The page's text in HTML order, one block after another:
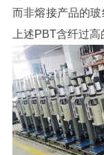
而非熔接产品的
上述PBT含纤过